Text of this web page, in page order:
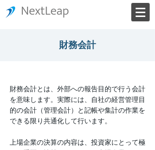
財務会計
財務会計とは、外部への報告目的で行う会計
を意味します。実際には、自社の経営管理目
的の会計（管理会計）と記帳や集計の作業を
できる限り共通化して行います。
上場企業の決算の内容は、投資家にとって極